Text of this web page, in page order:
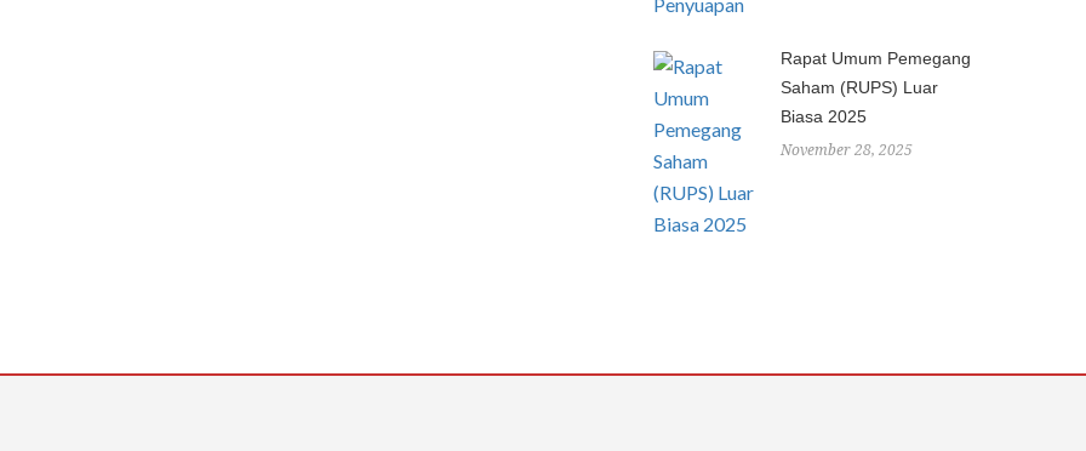
Rapat Umum Pemegang
Saham (RUPS) Luar
Biasa 2025
November 28, 2025